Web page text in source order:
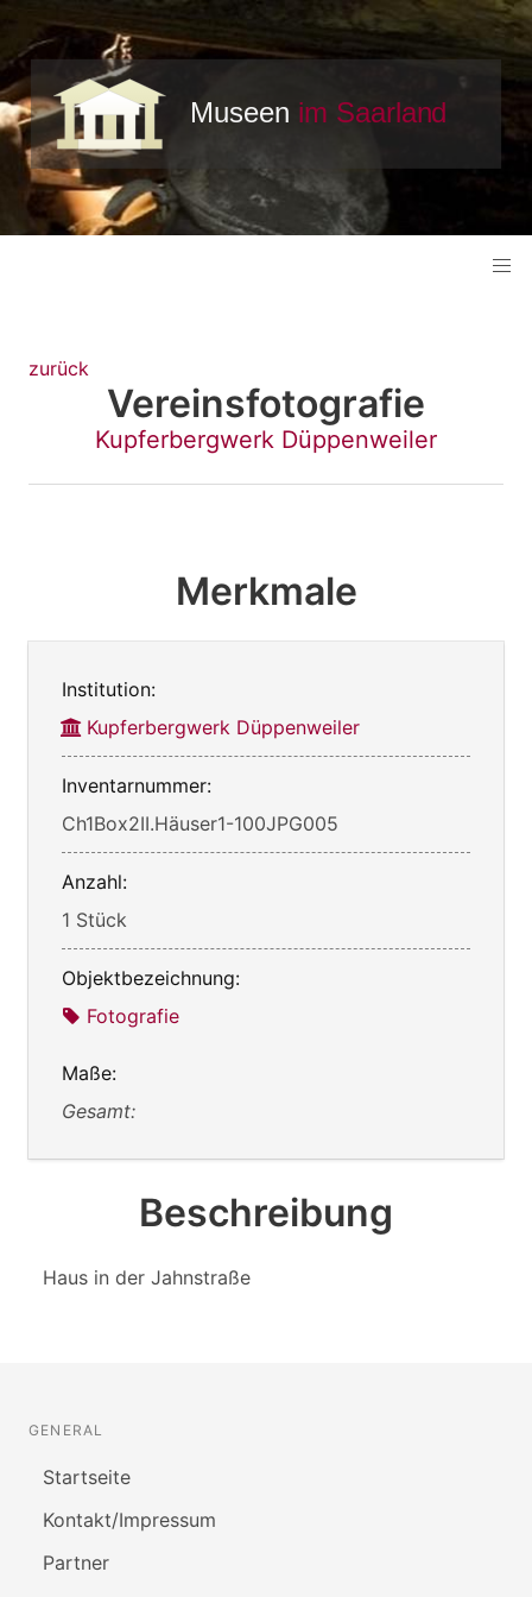
zurück
Vereinsfotografie
Kupferbergwerk Düppenweiler
Merkmale
Institution:
Kupferbergwerk Düppenweiler
Inventarnummer:
Ch1Box2II.Häuser1-100JPG005
Anzahl:
1 Stück
Objektbezeichnung:
Fotografie
Maße:
Gesamt:
Beschreibung
Haus in der Jahnstraße
GENERAL
Startseite
Kontakt/Impressum
Partner